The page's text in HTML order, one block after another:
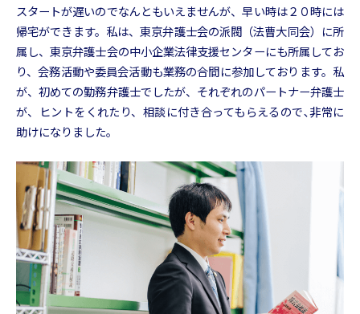
スタートが遅いのでなんともいえませんが、早い時は２０時には
帰宅ができます。私は、東京弁護士会の派閥（法曹大同会）に所
属し、東京弁護士会の中小企業法律支援センターにも所属してお
り、会務活動や委員会活動も業務の合間に参加しております。私
が、初めての勤務弁護士でしたが、それぞれのパートナー弁護士
が、ヒントをくれたり、相談に付き合ってもらえるので､非常に
助けになりました。